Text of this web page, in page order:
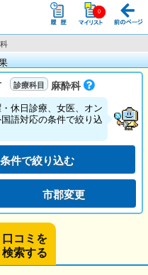
麻酔科
休日診療、女医、オン
語対応の条件で絞り込
条件で絞り込む
市郡変更
口コミを
検索する